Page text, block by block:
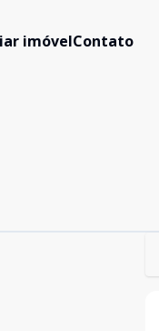
imóvelContato